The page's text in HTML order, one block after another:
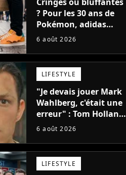
? Pour les 30 ans de
Pokémon, adidas
dévoile une énorme
et je ne sais pas quoi
en penser
6 août 2026
LIFESTYLE
"Je devais jouer Mark
Wahlberg, c'était une
erreur" : Tom Holland,
la star de Spider-Man,
blockbuster
6 août 2026
LIFESTYLE